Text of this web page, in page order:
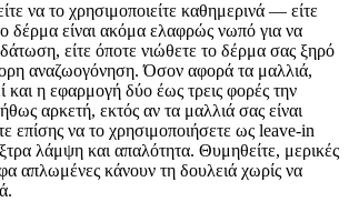
να το χρησιμοποιείτε καθημερινά — είτε
δέρμα είναι ακόμα ελαφρώς νωπό για να
είτε όποτε νιώθετε το δέρμα σας ξηρό
αναζωογόνηση. Όσον αφορά τα μαλλιά,
και η εφαρμογή δύο έως τρεις φορές την
αρκετή, εκτός αν τα μαλλιά σας είναι
επίσης να το χρησιμοποιήσετε ως leave-in
λάμψη και απαλότητα. Θυμηθείτε, μερικές
απλωμένες κάνουν τη δουλειά χωρίς να